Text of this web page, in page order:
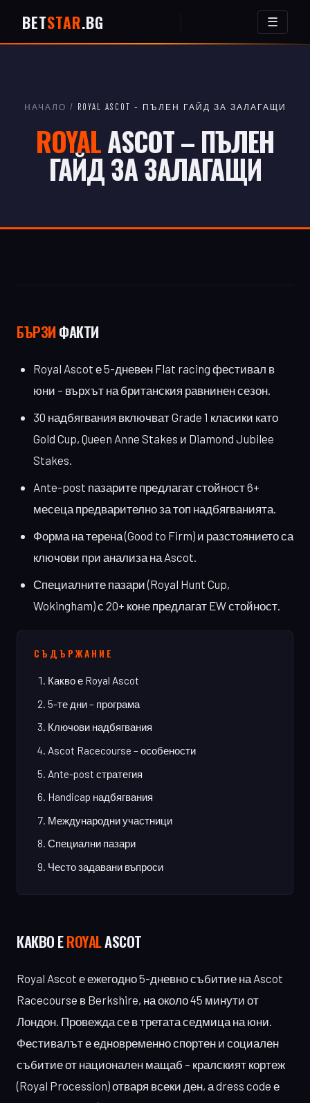
BETSTAR.BG ☰
НАЧАЛО / ROYAL ASCOT – ПЪЛЕН ГАЙД ЗА ЗАЛАГАЩИ
ROYALASCOT – ПЪЛЕН
ГАЙД ЗА ЗАЛАГАЩИ
БЪРЗИФАКТИ
Royal Ascot е 5-дневен Flat racing фестивал в
юни – върхът на британския равнинен сезон.
30 надбягвания включват Grade 1 класики като
Gold Cup, Queen Anne Stakes и Diamond Jubilee
Stakes.
Ante-post пазарите предлагат стойност 6+
месеца предварително за топ надбягванията.
Форма на терена (Good to Firm) и разстоянието са
ключови при анализа на Ascot.
Специалните пазари (Royal Hunt Cup,
Wokingham) с 20+ коне предлагат EW стойност.
СЪДЪРЖАНИЕ
Какво е Royal Ascot
5-те дни – програма
Ключови надбягвания
Ascot Racecourse – особености
Ante-post стратегия
Handicap надбягвания
Международни участници
Специални пазари
Често задавани въпроси
КАКВО ЕROYALASCOT
Royal Ascot е ежегодно 5-дневно събитие на Ascot
Racecourse в Berkshire, на около 45 минути от
Лондон. Провежда се в третата седмица на юни.
Фестивалът е едновременно спортен и социален
събитие от национален мащаб – кралският кортеж
(Royal Procession) отваря всеки ден, а dress code е